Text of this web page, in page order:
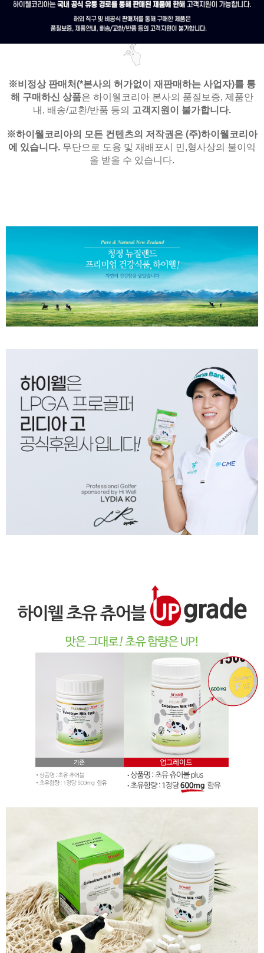
※비정상 판매처(*본사의 허가없이 재판매하는 사업자)를 통
해 구매하신 상품은 하이웰코리아 본사의 품질보증, 제품안
내, 배송/교환/반품 등의 고객지원이 불가합니다.
※하이웰코리아의 모든 컨텐츠의 저작권은 (주)하이웰코리아
에 있습니다. 무단으로 도용 및 재배포시 민,형사상의 불이익
을 받을 수 있습니다.